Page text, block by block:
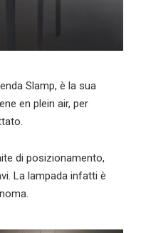
Slamp, è la sua
en plein air, per
di posizionamento,
La lampada infatti è